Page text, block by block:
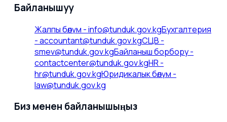
Байланышуу
Жалпы бөлүм -info@tunduk.gov.kgБухгалтерия
-accountant@tunduk.gov.kgСЦВ -
smev@tunduk.gov.kgБайланыш борбору-
contactcenter@tunduk.gov.kgHR-
hr@tunduk.gov.kgЮридикалык бөлүм -
law@tunduk.gov.kg
Биз менен байланышыңыз